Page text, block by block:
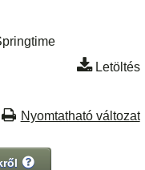
Letöltés
Nyomtatható változat